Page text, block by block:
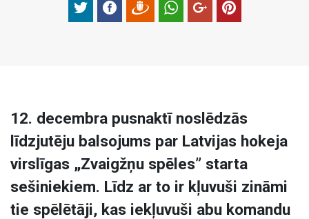
12. decembra pusnaktī noslēdzās
līdzjutēju balsojums par Latvijas hokeja
virslīgas „Zvaigžņu spēles” starta
sešiniekiem. Līdz ar to ir kļuvuši zināmi
tie spēlētāji, kas iekļuvuši abu komandu